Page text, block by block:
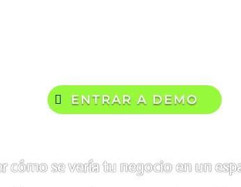
ENTRAR A DEMO
cómo se vería tu negocio en un